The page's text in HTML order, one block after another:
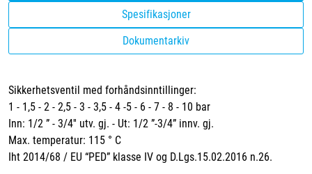
Spesifikasjoner
Dokumentarkiv
Sikkerhetsventil med forhåndsinntillinger:
1 - 1,5 - 2 - 2,5 - 3 - 3,5 - 4 -5 - 6 - 7 - 8 - 10 bar
Inn: 1/2 ” - 3/4'' utv. gj. - Ut: 1/2 ”-3/4” innv. gj.
Max. temperatur: 115 ° C
Iht 2014/68 / EU “PED” klasse IV og D.Lgs.15.02.2016 n.26.